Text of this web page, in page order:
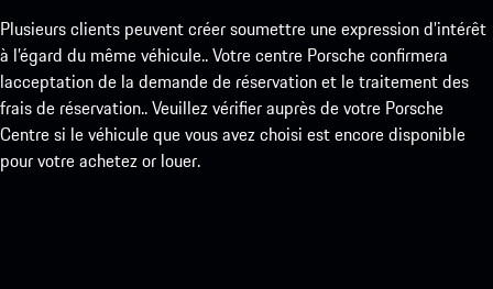
Plusieurs clients peuvent créer soumettre une expression d’intérêt
à l’égard du même véhicule.. Votre centre Porsche confirmera
lacceptation de la demande de réservation et le traitement des
frais de réservation.. Veuillez vérifier auprès de votre Porsche
Centre si le véhicule que vous avez choisi est encore disponible
pour votre achetez or louer.